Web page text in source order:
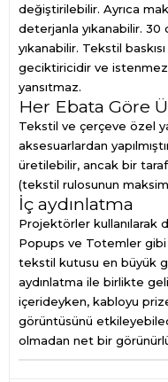
değiştirilebilir. Ayrıca
deterjanla yıkanabilir. 30
yıkanabilir. Tekstil
geciktiricidir ve istenmez.
yansıtmaz.
Her Ebata Göre
Tekstil ve çerçeve özel
aksesuarlardan
üretilebilir, ancak bir
(tekstil rulosunun
İç aydınlatma
Projektörler kullanılarak
Popups ve Totemler gibi
tekstil kutusu en büyük
aydınlatma ile birlikte
içerideyken, kabloyu
görüntüsünü
olmadan net bir